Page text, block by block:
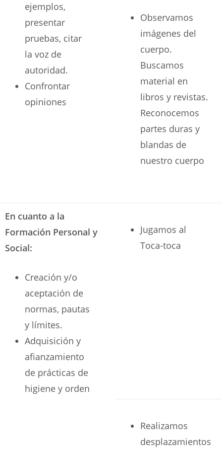
ejemplos,
presentar
pruebas, citar
la voz de
autoridad.
Confrontar
opiniones
Observamos
imágenes del
cuerpo.
Buscamos
material en
libros y revistas.
Reconocemos
partes duras y
blandas de
nuestro cuerpo
En cuanto a la
Formación Personal y
Social:
Creación y/o
aceptación de
normas, pautas
y límites.
Adquisición y
afianzamiento
de prácticas de
higiene y orden
Jugamos al
Toca-toca
Realizamos
desplazamientos